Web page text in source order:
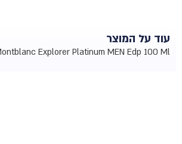
עוד על המוצר
Montblanc Explorer Platinum MEN Edp 100 Ml